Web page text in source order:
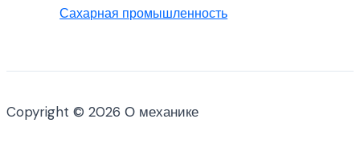
Сахарная промышленность
Copyright © 2026 О механике